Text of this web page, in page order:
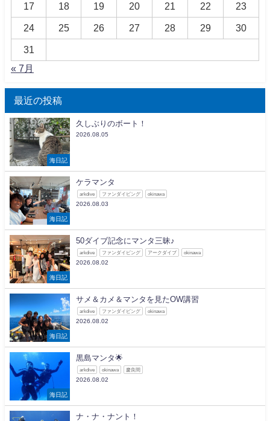
17 18 19 20 21 22 23
24 25 26 27 28 29 30
31
« 7月
最近の投稿
海日記
久しぶりのボート！
2026.08.05
海日記
ケラマンタ
arkdive ファンダイビング okinawa
2026.08.03
海日記
50ダイブ記念にマンタ三昧♪
arkdive ファンダイビング アークダイブ okinawa
2026.08.02
海日記
サメ＆カメ＆マンタを見たOW講習
arkdive ファンダイビング okinawa
2026.08.02
海日記
黒島マンタ🌟
arkdive okinawa 慶良間
2026.08.02
ナ・ナ・ナント！